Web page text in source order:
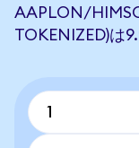
AAPLON/
TOKENIZED)は